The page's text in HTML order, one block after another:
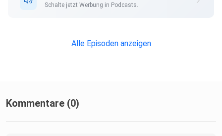
Schalte jetzt Werbung in Podcasts.
Alle Episoden anzeigen
Kommentare (0)